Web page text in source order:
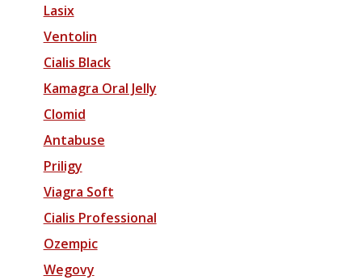
Lasix
Ventolin
Cialis Black
Kamagra Oral Jelly
Clomid
Antabuse
Priligy
Viagra Soft
Cialis Professional
Ozempic
Wegovy